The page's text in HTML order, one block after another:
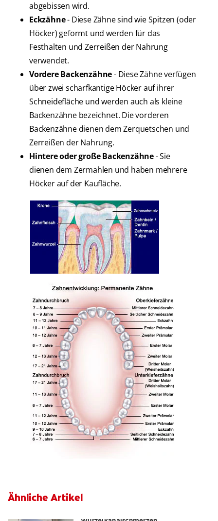
abgebissen wird.
Eckzähne- Diese Zähne sind wie Spitzen (oder
Höcker) geformt und werden für das
Festhalten und Zerreißen der Nahrung
verwendet.
Vordere Backenzähne- Diese Zähne verfügen
über zwei scharfkantige Höcker auf ihrer
Schneidefläche und werden auch als kleine
Backenzähne bezeichnet. Die vorderen
Backenzähne dienen dem Zerquetschen und
Zerreißen der Nahrung.
Hintere oder große Backenzähne- Sie
dienen dem Zermahlen und haben mehrere
Höcker auf der Kaufläche.
Ähnliche Artikel